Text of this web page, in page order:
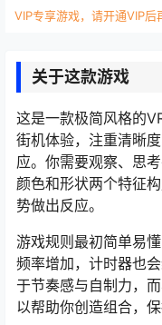
VIP专享游戏，请开通VIP后
关于这款游戏
这是一款极简风格的
街机体验，注重清晰
应。你需要观察、思
颜色和形状两个特征
势做出反应。
游戏规则最初简单易
频率增加，计时器也
于节奏感与自制力，
以帮助你创造组合，保